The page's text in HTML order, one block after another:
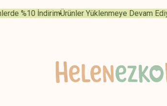
%10 İndirimÜrünler Yüklenmeye Devam